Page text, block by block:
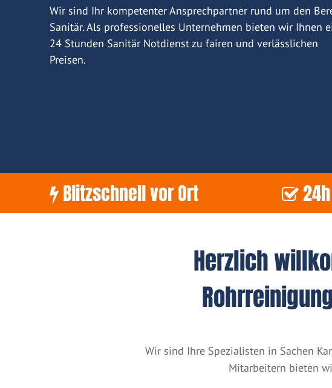
Wir sind Ihr kompetenter Ansprechpartner rund um den
Sanitär. Als professionelles Unternehmen bieten wir Ihnen
24 Stunden Sanitär Notdienst zu fairen und verlässlichen
Preisen.
Blitzschnell vor Ort 24h
Herzlich
Wir sind Ihre Spezialisten in Sachen
Mitarbeitern bieten